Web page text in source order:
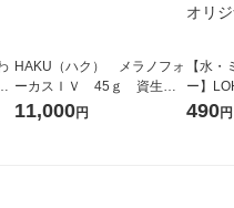
HAKU（ハク） メラノフォ
ーカスＩＶ 45ｇ 資生
堂 おまけ付き
11,000円
【水
ー】
コウォ
490円